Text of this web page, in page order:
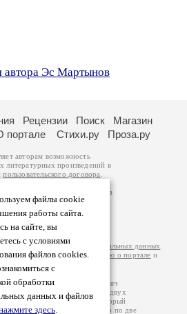
автора Эс Мартынов
файлы cookie
работы сайта.
на сайте, вы
с условиями
файлов cookies.
с
обработки
данных и файлов
здесь.
Рецензии Поиск
Магазин
портале Стихи.ру Проза.ру
авторам возможность
литературных произведений в
пользовательского договора
принадлежат авторам
произведений возможна
к которому вы можете
Ответственность за
самостоятельно на
изаконодательства
Политики обработки персональных данных
более подробнуюинформацию о портале и
Стихи.ру – порядка 200 тысяч
сумме просматривают более двух
счетчика посещаемости, который
В каждой графе указано по две